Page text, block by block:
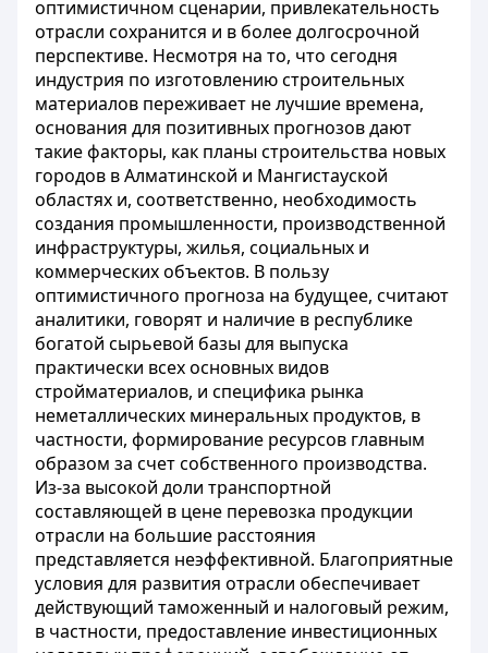
оптимистичном сценарии, привлекательность
отрасли сохранится и в более долгосрочной
перспективе. Несмотря на то, что сегодня
индустрия по изготовлению строительных
материалов переживает не лучшие времена,
основания для позитивных прогнозов дают
такие факторы, как планы строительства новых
городов в Алматинской и Мангистауской
областях и, соответственно, необходимость
создания промышленности, производственной
инфраструктуры, жилья, социальных и
коммерческих объектов. В пользу
оптимистичного прогноза на будущее, считают
аналитики, говорят и наличие в республике
богатой сырьевой базы для выпуска
практически всех основных видов
стройматериалов, и специфика рынка
неметаллических минеральных продуктов, в
частности, формирование ресурсов главным
образом за счет собственного производства.
Из-за высокой доли транспортной
составляющей в цене перевозка продукции
отрасли на большие расстояния
представляется неэффективной. Благоприятные
условия для развития отрасли обеспечивает
действующий таможенный и налоговый режим,
в частности, предоставление инвестиционных